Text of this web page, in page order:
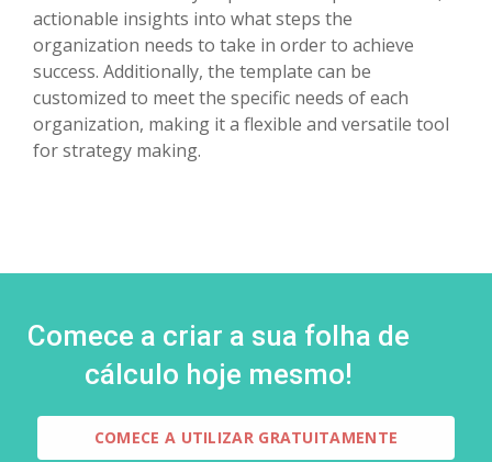
actionable insights into what steps the
organization needs to take in order to achieve
success. Additionally, the template can be
customized to meet the specific needs of each
organization, making it a flexible and versatile tool
for strategy making.
Comece a criar a sua folha de
cálculo hoje mesmo!
COMECE A UTILIZAR GRATUITAMENTE